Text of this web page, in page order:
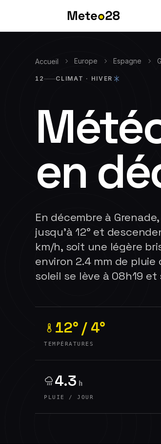
Accueil Europe Espagne
12 CLIMAT · HIVER
en
En décembre à
jusqu'à 12° et
km/h, soit une légère
environ 2.4 mm de
soleil se lève à 08h19 et
12° / 4°
TEMPÉRATURES
4.3 h
PLUIE / JOUR